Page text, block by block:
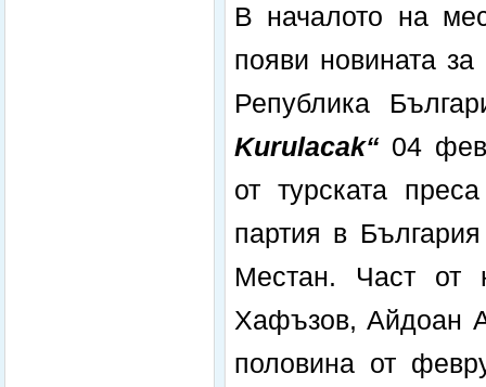
В началото на
появи новината
Република
Kurulacak“ 04
от турската
партия в
Местан. Част от
Хафъзов, Айдоан
половина от